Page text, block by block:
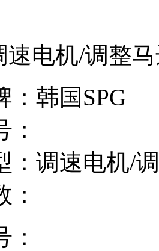
速电机/调整
：韩国SPG
：调速电机/